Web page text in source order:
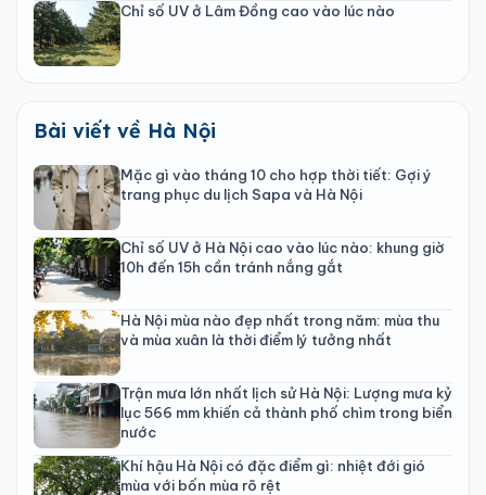
Chỉ số UV ở Lâm Đồng cao vào lúc nào
Bài viết về Hà Nội
Mặc gì vào tháng 10 cho hợp thời tiết: Gợi ý
trang phục du lịch Sapa và Hà Nội
Chỉ số UV ở Hà Nội cao vào lúc nào: khung giờ
10h đến 15h cần tránh nắng gắt
Hà Nội mùa nào đẹp nhất trong năm: mùa thu
và mùa xuân là thời điểm lý tưởng nhất
Trận mưa lớn nhất lịch sử Hà Nội: Lượng mưa kỷ
lục 566 mm khiến cả thành phố chìm trong biển
nước
Khí hậu Hà Nội có đặc điểm gì: nhiệt đới gió
mùa với bốn mùa rõ rệt